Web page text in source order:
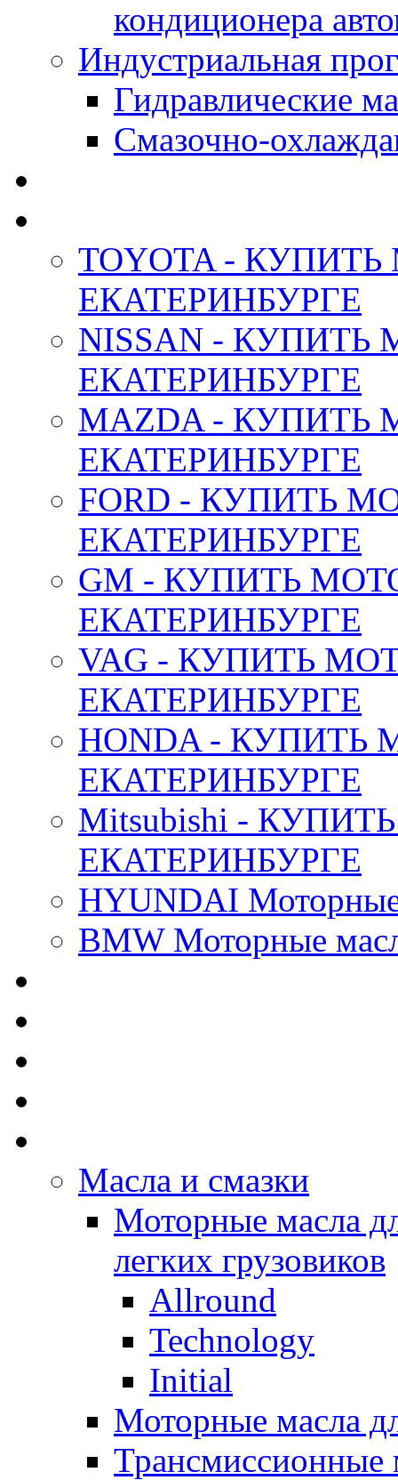
кондиционера
Индустриальная
Гидравлические
Смазочно-
TOYOTA -
ЕКАТЕРИНБУРГЕ
NISSAN -
ЕКАТЕРИНБУРГЕ
MAZDA -
ЕКАТЕРИНБУРГЕ
FORD - КУПИТЬ
ЕКАТЕРИНБУРГЕ
GM - КУПИТЬ
ЕКАТЕРИНБУРГЕ
VAG - КУПИТЬ
ЕКАТЕРИНБУРГЕ
HONDA -
ЕКАТЕРИНБУРГЕ
Mitsubishi -
ЕКАТЕРИНБУРГЕ
HYUNDAI
BMW Моторные
Масла и смазки
Моторные масла
легких грузовиков
Allround
Technology
Initial
Моторные масла
Трансмиссионные